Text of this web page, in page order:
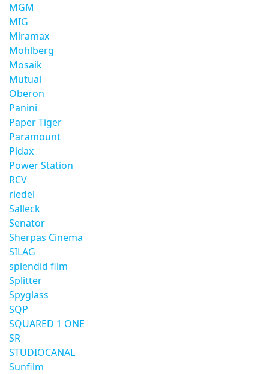
MGM
MIG
Miramax
Mohlberg
Mosaik
Mutual
Oberon
Panini
Paper Tiger
Paramount
Pidax
Power Station
RCV
riedel
Salleck
Senator
Sherpas Cinema
SILAG
splendid film
Splitter
Spyglass
SQP
SQUARED 1 ONE
SR
STUDIOCANAL
Sunfilm